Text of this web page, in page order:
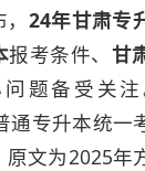
24年甘肃专
报考条件、 甘
题备受关
通专升本统一
文为2025年